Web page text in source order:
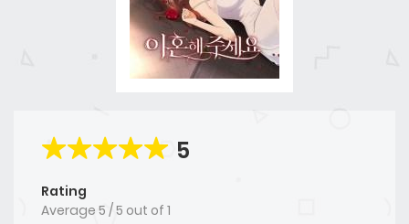
5
Rating
Average 5 /5 out of 1